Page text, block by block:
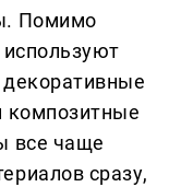
Помимо
композитные
все чаще
сразу,